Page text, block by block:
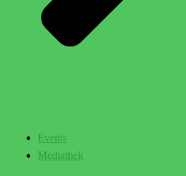
Events
Mediathek